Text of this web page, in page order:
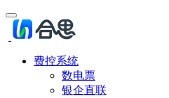
费控系统
数电票
银企直联